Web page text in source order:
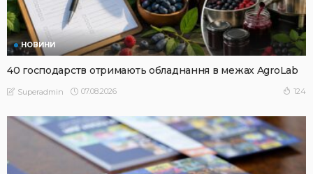
НОВИНИ
40 господарств отримають обладнання в межах AgroLab
Superadmin 07.08.2026 124